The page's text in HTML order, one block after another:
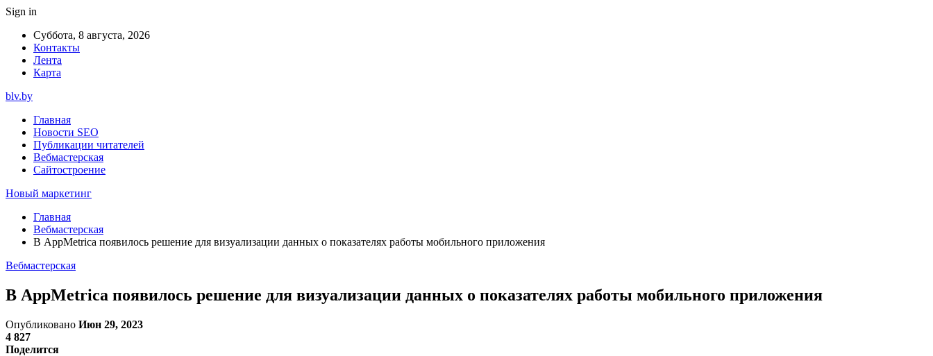
Sign in
Суббота, 8 августа, 2026
Контакты
Лента
Карта
blv.by
Главная
Новости SEO
Публикации читателей
Вебмастерская
Сайтостроение
Новый маркетинг
Главная
Вебмастерская
В AppMetrica появилось решение для визуализации данных о показателях работы мобильного приложения
Вебмастерская
В AppMetrica появилось решение для визуализации данных о показателях работы мобильного приложения
Опубликовано Июн 29, 2023
4 827
Поделится